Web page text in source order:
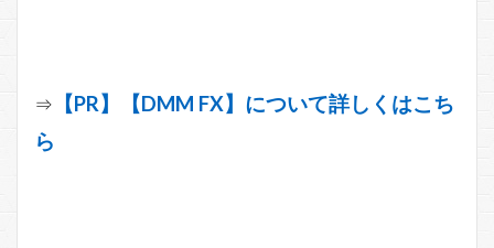
⇒ 【PR】【DMM FX】について詳しくはこち
ら